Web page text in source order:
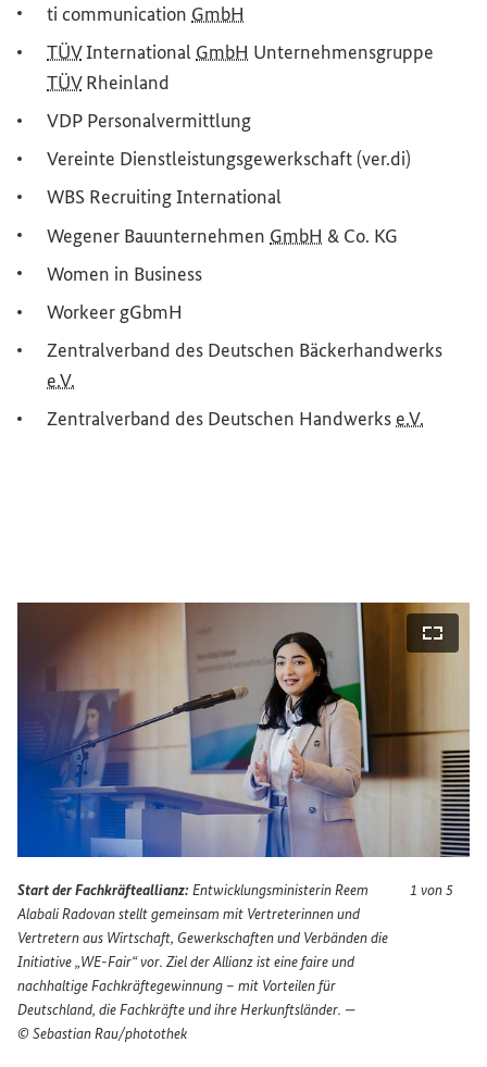
ti communication GmbH
TÜVInternational GmbH Unternehmensgruppe
TÜVRheinland
VDP Personalvermittlung
Vereinte Dienstleistungsgewerkschaft (ver.di)
WBS RecruitingInternational
Wegener Bauunternehmen GmbH & Co. KG
Women in Business
Workeer gGbmH
Zentralverband des Deutschen Bäckerhandwerks
e.V.
Zentralverband des Deutschen Handwerks e.V.
öffnen
Start der Fachkräfteallianz: Entwicklungsministerin Reem
Alabali Radovan stellt gemeinsam mit Vertreterinnen und
Vertretern aus Wirtschaft, Gewerkschaften und Verbänden die
Initiative „WE-Fair“ vor. Ziel der Allianz ist eine faire und
nachhaltige Fachkräftegewinnung – mit Vorteilen für
Deutschland, die Fachkräfte und ihre Herkunftsländer. —
© Sebastian Rau/photothek
1 von 5